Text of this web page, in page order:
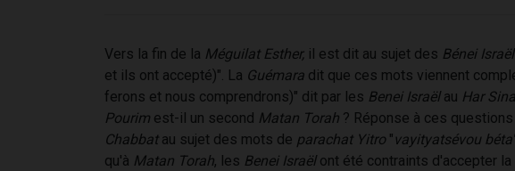
Vers la fin de la Méguilat Esther, il est dit au sujet des Bénei Israël
et ils ont accepté)". La Guémara dit que ces mots viennent
ferons et nous comprendrons)" dit par les Benei Israëlau Har
Pourim est-il un second Matan Torah ? Réponse à ces
Chabbat au sujet des mots de parachat Yitro " vayityatsévou
qu'à Matan Torah, les Benei Israëlont été contraints d'accepter la